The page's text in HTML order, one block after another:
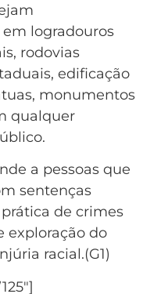
logradouros
rodovias
edificação
monumentos
qualquer
a pessoas que
sentenças
de crimes
exploração do
racial.(G1)